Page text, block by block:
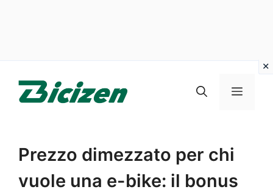
Menu
Prezzo dimezzato per chi
vuole una e-bike: il bonus